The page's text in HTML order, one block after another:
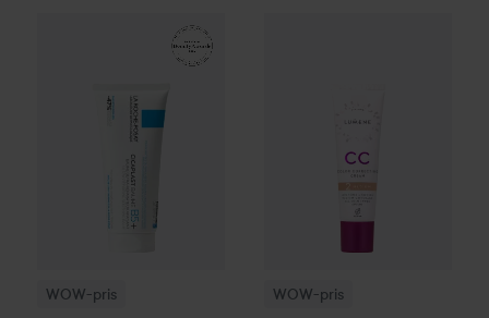
WOW-pris
La Roche-Posay
WOW-pris